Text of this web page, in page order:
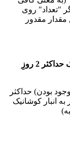
"تعداد" روی
مقدور
اگر برای کالا نوشته شده است "ارسال کوشانیک حداکثر 2 روزِ
بودن) حداکثر
انبار کوشانیک